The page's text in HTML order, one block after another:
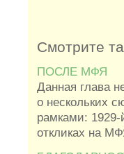
Смотрите
ПОСЛЕ МФЯ
Данная глава
о нескольких
рамками:
откликах на